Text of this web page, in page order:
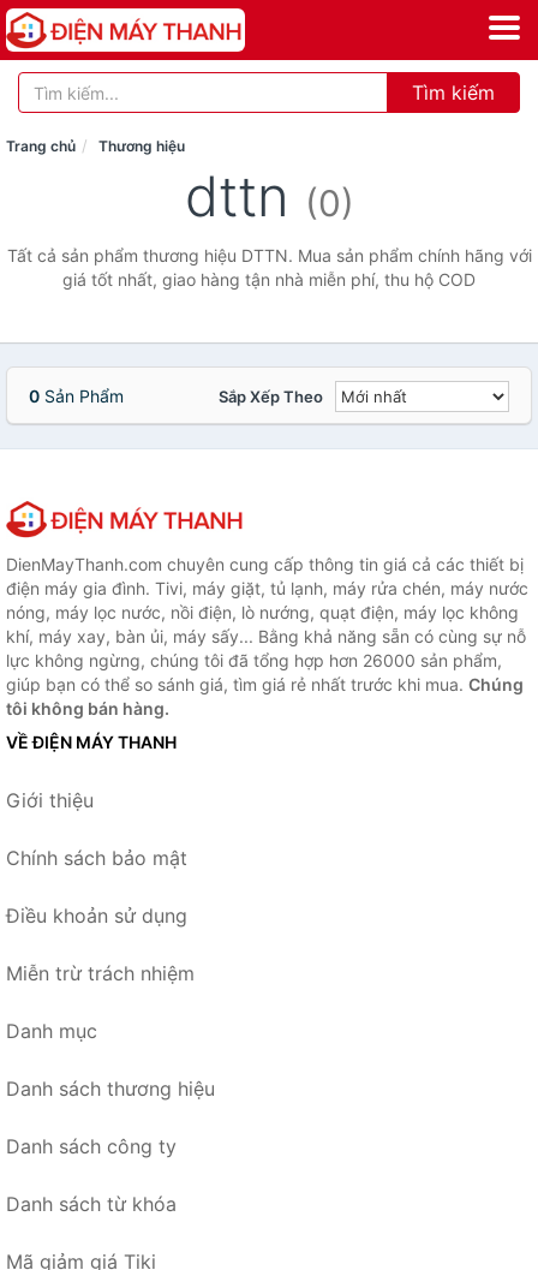
Tìm kiếm
Trang chủ Thương hiệu
dttn (0)
Tất cả sản phẩm thương hiệu DTTN. Mua sản phẩm chính hãng với
giá tốt nhất, giao hàng tận nhà miễn phí, thu hộ COD
0 Sản Phẩm Sắp Xếp Theo
DienMayThanh.com chuyên cung cấp thông tin giá cả các thiết bị
điện máy gia đình. Tivi, máy giặt, tủ lạnh, máy rửa chén, máy nước
nóng, máy lọc nước, nồi điện, lò nướng, quạt điện, máy lọc không
khí, máy xay, bàn ủi, máy sấy... Bằng khả năng sẵn có cùng sự nỗ
lực không ngừng, chúng tôi đã tổng hợp hơn 26000 sản phẩm,
giúp bạn có thể so sánh giá, tìm giá rẻ nhất trước khi mua. Chúng
tôi không bán hàng.
VỀ ĐIỆN MÁY THANH
Giới thiệu
Chính sách bảo mật
Điều khoản sử dụng
Miễn trừ trách nhiệm
Danh mục
Danh sách thương hiệu
Danh sách công ty
Danh sách từ khóa
Mã giảm giá Tiki